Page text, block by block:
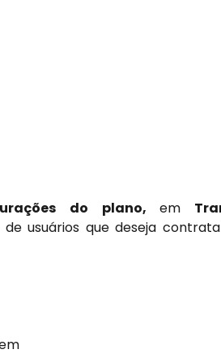
do plano,em
usuários que deseja